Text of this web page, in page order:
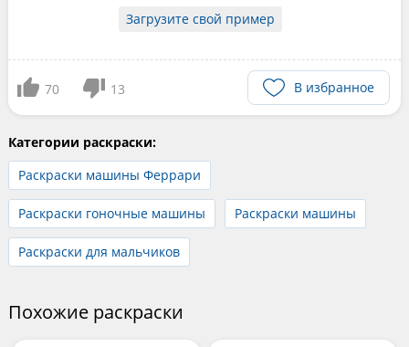
Загрузите свой пример
70 13 В избранное
Категории раскраски:
Раскраски машины Феррари
Раскраски гоночные машины Раскраски машины
Раскраски для мальчиков
Похожие раскраски